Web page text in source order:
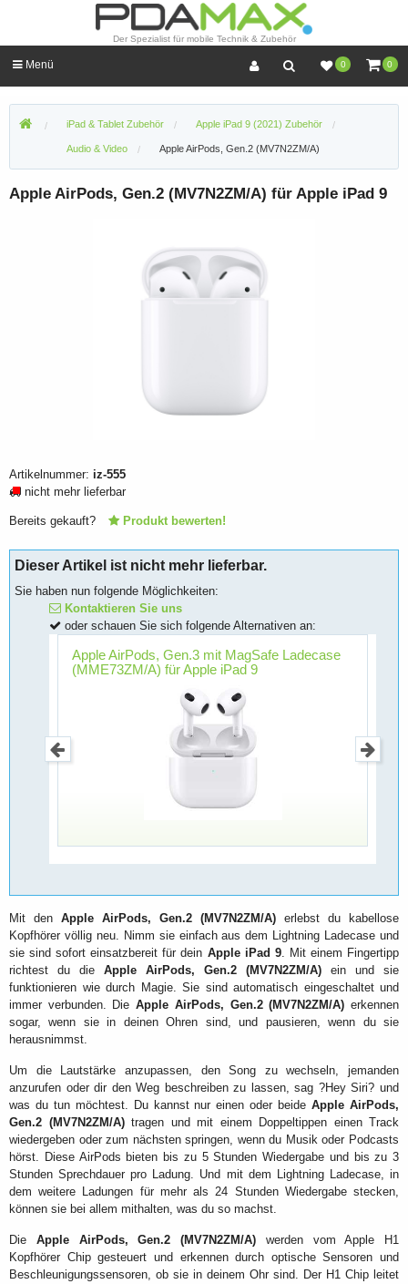
Der Spezialist für mobile Technik & Zubehör
0 0
Menü
iPad & Tablet Zubehör Apple iPad 9 (2021) Zubehör
Audio & Video Apple AirPods, Gen.2 (MV7N2ZM/A)
Apple AirPods, Gen.2 (MV7N2ZM/A) für Apple iPad 9
Artikelnummer: iz-555
nicht mehr lieferbar
Bereits gekauft? Produkt bewerten!
Dieser Artikel ist nicht mehr lieferbar.
Sie haben nun folgende Möglichkeiten:
Kontaktieren Sie uns
oder schauen Sie sich folgende Alternativen an:
Apple AirPods, Gen.3 mit MagSafe Ladecase
(MME73ZM/A) für Apple iPad 9
Mit den Apple AirPods, Gen.2 (MV7N2ZM/A) erlebst du kabellose
Kopfhörer völlig neu. Nimm sie einfach aus dem Lightning Ladecase und
sie sind sofort einsatzbereit für dein Apple iPad 9. Mit einem Fingertipp
richtest du die Apple AirPods, Gen.2 (MV7N2ZM/A) ein und sie
funktionieren wie durch Magie. Sie sind automatisch eingeschaltet und
immer verbunden. DieApple AirPods, Gen.2 (MV7N2ZM/A) erkennen
sogar, wenn sie in deinen Ohren sind, und pausieren, wenn du sie
herausnimmst.
Um die Lautstärke anzupassen, den Song zu wechseln, jemanden
anzurufen oder dir den Weg beschreiben zu lassen, sag ?Hey Siri? und
was du tun möchtest. Du kannst nur einen oder beideApple AirPods,
Gen.2 (MV7N2ZM/A)tragen und mit einem Doppeltippen einen Track
wiedergeben oder zum nächsten springen, wenn du Musik oder Podcasts
hörst. Diese AirPods bieten bis zu 5 Stunden Wiedergabe und bis zu 3
Stunden Sprechdauer pro Ladung. Und mit dem Lightning Ladecase, in
dem weitere Ladungen für mehr als 24 Stunden Wiedergabe stecken,
können sie bei allem mithalten, was du so machst.
Die Apple AirPods, Gen.2 (MV7N2ZM/A) werden vom Apple H1
Kopfhörer Chip gesteuert und erkennen durch optische Sensoren und
Beschleunigungssensoren, ob sie in deinem Ohr sind. Der H1 Chip leitet